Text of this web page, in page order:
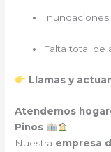
Inundaciones
Falta total de
Llamas y
Atendemos
Pinos
Nuestra empresa